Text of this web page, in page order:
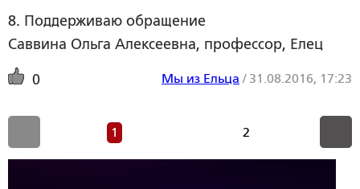
8. Поддерживаю обращение
Саввина Ольга Алексеевна, профессор, Елец
0 Мы из Ельца / 31.08.2016, 17:23
1 2